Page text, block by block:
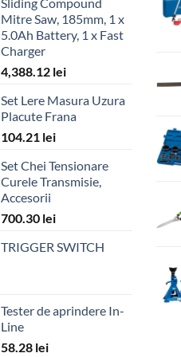
Mitre Saw, 185mm, 1 x
5.0Ah Battery, 1 x Fast
Charger
4,388.12 lei
Set Lere Masura Uzura
Placute Frana
104.21 lei
Set Chei Tensionare
Curele Transmisie,
Accesorii
700.30 lei
TRIGGER SWITCH
Tester de aprindere In-
Line
58.28 lei